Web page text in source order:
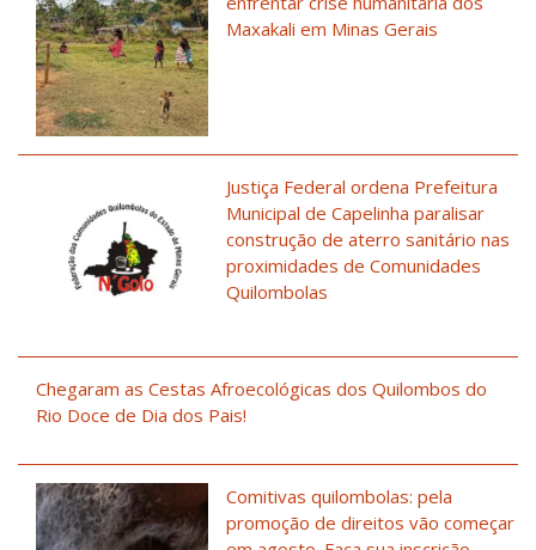
Maxakali em Minas Gerais
Justiça Federal ordena Prefeitura
Municipal de Capelinha paralisar
construção de aterro sanitário nas
proximidades de Comunidades
Quilombolas
Chegaram as Cestas Afroecológicas dos Quilombos do
Rio Doce de Dia dos Pais!
Comitivas quilombolas: pela
promoção de direitos vão começar